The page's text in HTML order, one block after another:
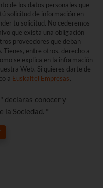
de los datos personales que
solicitud de información en
tu solicitud. No cederemos
que exista una obligación
proveedores que deban
Tienes, entre otros, derecho a
se explica en la información
Web. Si quieres darte de
a Euskaltel Empresas.
declaras conocer y
la Sociedad. *